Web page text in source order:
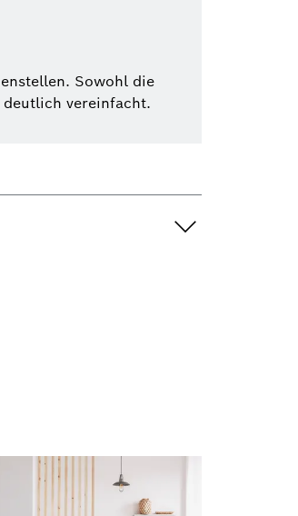
Sowohl die
deutlich vereinfacht.